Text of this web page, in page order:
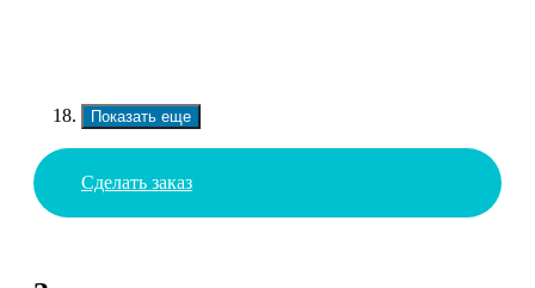
Показать еще
Сделать заказ